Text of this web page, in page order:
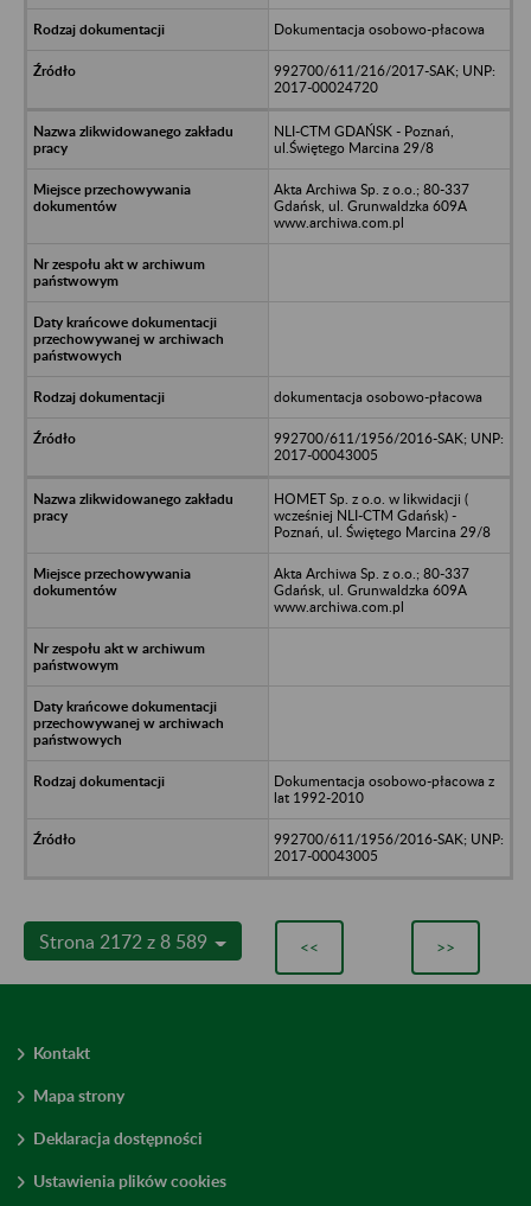
Dokumentacja osobowo-płacowa
992700/611/216/2017-SAK; UNP:
2017-00024720
NLI-CTM GDAŃSK - Poznań,
ul.Świętego Marcina 29/8
Akta Archiwa Sp. z o.o.; 80-337
Gdańsk, ul. Grunwaldzka 609A
www.archiwa.com.pl
dokumentacja osobowo-płacowa
992700/611/1956/2016-SAK; UNP:
2017-00043005
HOMET Sp. z o.o. w likwidacji (
wcześniej NLI-CTM Gdańsk) -
Poznań, ul. Świętego Marcina 29/8
Akta Archiwa Sp. z o.o.; 80-337
Gdańsk, ul. Grunwaldzka 609A
www.archiwa.com.pl
Dokumentacja osobowo-płacowa z
lat 1992-2010
992700/611/1956/2016-SAK; UNP:
2017-00043005
Strona 2172 z 8 589 << >>
Kontakt
Mapa strony
Deklaracja dostępności
Ustawienia plików cookies